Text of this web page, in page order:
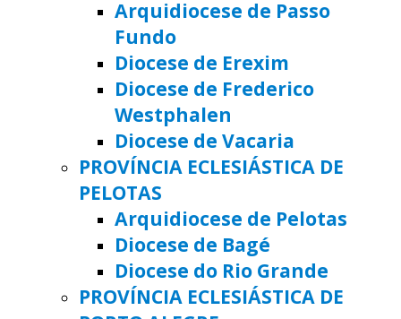
Arquidiocese de Passo
Fundo
Diocese de Erexim
Diocese de Frederico
Westphalen
Diocese de Vacaria
PROVÍNCIA ECLESIÁSTICA DE
PELOTAS
Arquidiocese de Pelotas
Diocese de Bagé
Diocese do Rio Grande
PROVÍNCIA ECLESIÁSTICA DE